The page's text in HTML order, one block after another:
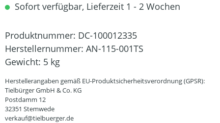
Sofort verfügbar, Lieferzeit 1 - 2 Wochen
Produktnummer: DC-100012335
Herstellernummer: AN-115-001TS
Gewicht: 5 kg
Herstellerangaben gemäß EU-Produktsicherheitsverordnung (GPSR):
Tielbürger GmbH & Co. KG
Postdamm 12
32351 Stemwede
verkauf@tielbuerger.de